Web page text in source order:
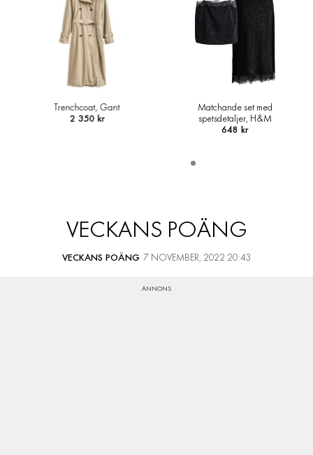
Trenchcoat, Gant
2 350 kr
Matchande set med
spetsdetaljer, H&M
648 kr
VECKANS POÄNG
VECKANS POÄNG 7 NOVEMBER, 2022 20:43